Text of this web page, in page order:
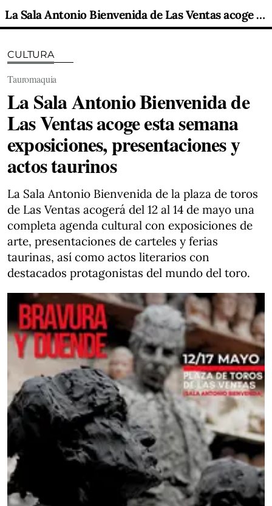
La Sala Antonio Bienvenida de Las Ventas acoge esta semana exposiciones, presentaciones y actos taurinos
CULTURA
Tauromaquia
La Sala Antonio Bienvenida de
Las Ventas acoge esta semana
exposiciones, presentaciones y
actos taurinos
La Sala Antonio Bienvenida de la plaza de toros
de Las Ventas acogerá del 12 al 14 de mayo una
completa agenda cultural con exposiciones de
arte, presentaciones de carteles y ferias
taurinas, así como actos literarios con
destacados protagonistas del mundo del toro.